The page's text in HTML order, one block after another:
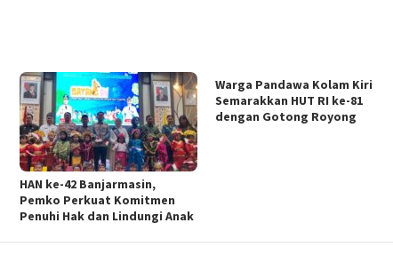
HAN ke-42 Banjarmasin,
Pemko Perkuat Komitmen
Penuhi Hak dan Lindungi Anak
Warga Pandawa Kolam Kiri
Semarakkan HUT RI ke-81
dengan Gotong Royong